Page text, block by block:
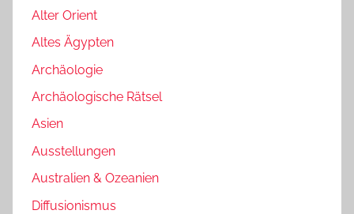
Alter Orient
Altes Ägypten
Archäologie
Archäologische Rätsel
Asien
Ausstellungen
Australien & Ozeanien
Diffusionismus